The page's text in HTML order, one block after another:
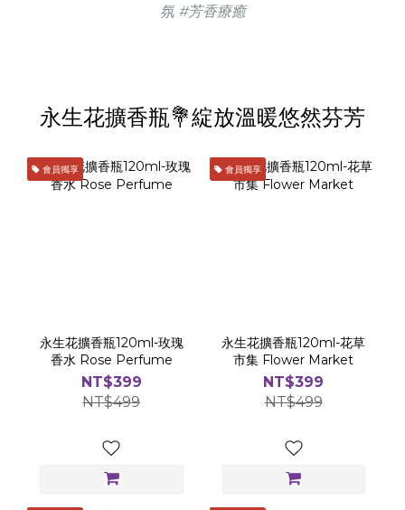
氛 #芳香療癒
永生花擴香瓶💐綻放溫暖悠然芬芳
會員獨享
永生花擴香瓶120ml-玫瑰
香水 Rose Perfume
NT$399
NT$499
會員獨享
永生花擴香瓶120ml-花草
市集 Flower Market
NT$399
NT$499